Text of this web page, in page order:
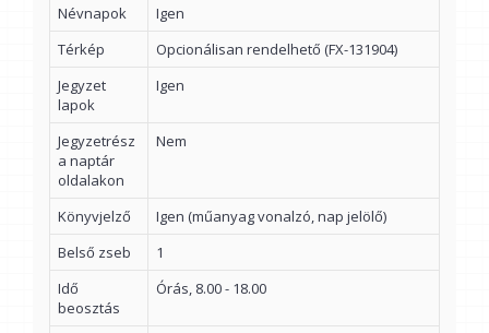
Névnapok
Igen
Térkép
Opcionálisan rendelhető (FX-131904)
Jegyzet
lapok
Igen
Jegyzetrész
a naptár
oldalakon
Nem
Könyvjelző
Igen (műanyag vonalzó, nap jelölő)
Belső zseb
1
Idő
beosztás
Órás, 8.00 - 18.00